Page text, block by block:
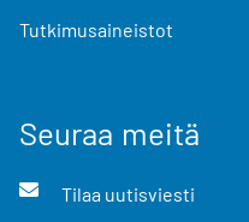
Tutkimusaineistot
Seuraa meitä
Tilaa uutisviesti